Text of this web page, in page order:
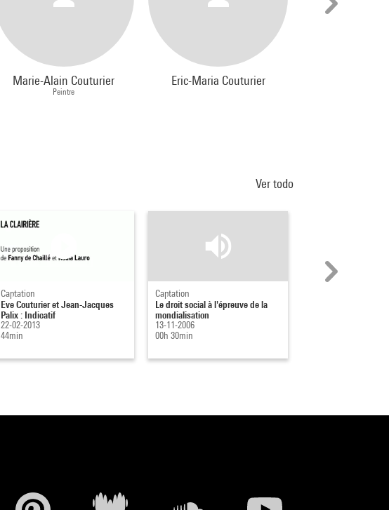
Marie-Alain Couturier
Peintre
Eric-Maria Couturier
Ver todo
Captation
Eve Couturier et Jean-Jacques
Palix : Indicatif
22-02-2013
44min
Captation
Le droit social à l'épreuve de la
mondialisation
13-11-2006
00h 30min